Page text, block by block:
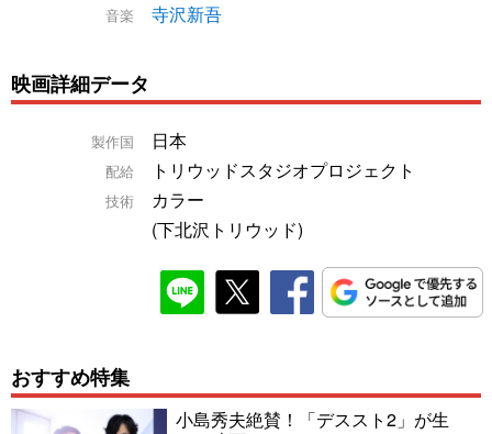
音楽 寺沢新吾
映画詳細データ
製作国 日本
配給 トリウッドスタジオプロジェクト
技術
カラー
(下北沢トリウッド)
おすすめ特集
小島秀夫絶賛！「デススト2」が生